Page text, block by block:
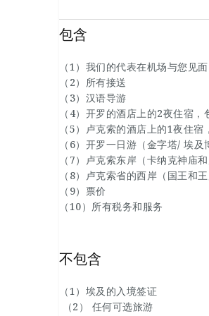
包含
（1）我们的代表在机场与您见面
（2）所有接送
（3）汉语导游
（4）开罗的酒店上的2夜住宿，
（5）卢克索的酒店上的1夜住宿
（6）开罗一日游（金字塔/ 埃及
（7）卢克索东岸（卡纳克神庙和
（8）卢克索省的西岸（国王和
（9）票价
（10）所有税务和服务
不包含
（1）埃及的入境签证
（2） 任何可选旅游